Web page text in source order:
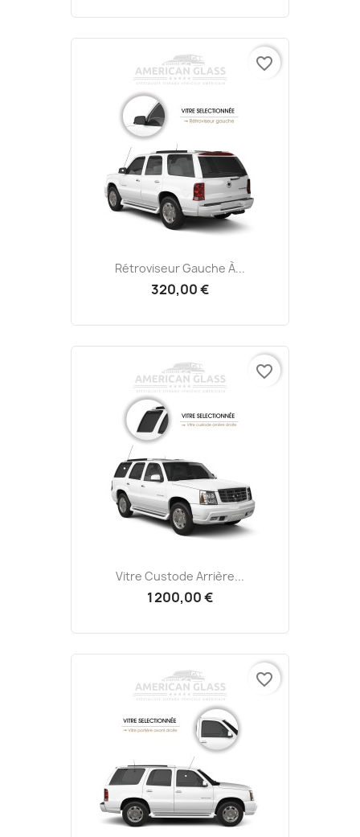
Rétroviseur Gauche À...
320,00 €
favorite_border
Vitre Custode Arrière...
1 200,00 €
favorite_border
favorite_border